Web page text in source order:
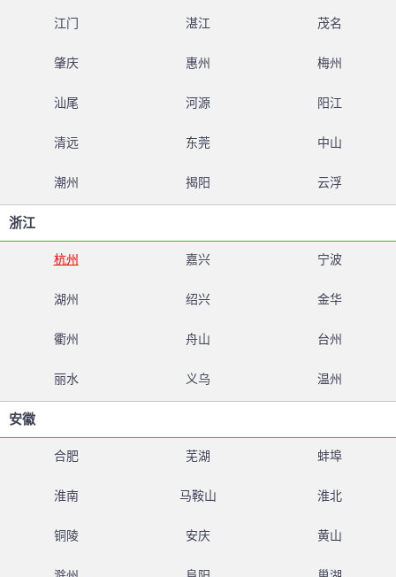
江门 湛江 茂名
肇庆 惠州 梅州
汕尾 河源 阳江
清远 东莞 中山
潮州 揭阳 云浮
浙江
杭州 嘉兴 宁波
湖州 绍兴 金华
衢州 舟山 台州
丽水 义乌 温州
安徽
合肥 芜湖 蚌埠
淮南 马鞍山 淮北
铜陵 安庆 黄山